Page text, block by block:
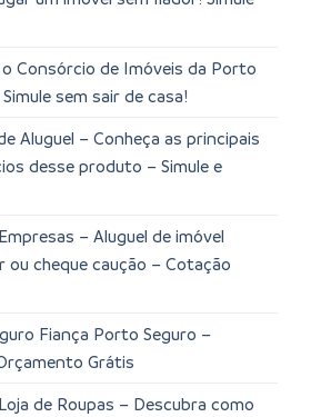
o Consórcio de Imóveis da Porto
sem sair de casa!
Aluguel – Conheça as principais
desse produto – Simule e
– Aluguel de imóvel
ou cheque caução – Cotação
Fiança Porto Seguro –
Grátis
de Roupas – Descubra como